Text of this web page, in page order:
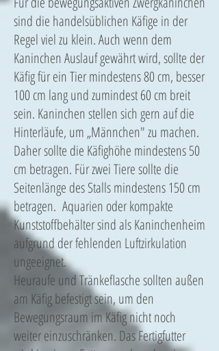
sind die handelsüblichen Käfige in der
Regel viel zu klein. Auch wenn dem
Kaninchen Auslauf gewährt wird, sollte der
Käfig für ein Tier mindestens 80 cm, besser
100 cm lang und zumindest 60 cm breit
sein. Kaninchen stellen sich gern auf die
Hinterläufe, um „Männchen" zu machen.
Daher sollte die Käfighöhe mindestens 50
cm betragen. Für zwei Tiere sollte die
Seitenlänge des Stalls mindestens 150 cm
betragen. Aquarien oder kompakte
Kunststoffbehälter sind als Kaninchenheim
aufgrund der fehlenden Luftzirkulation
ungeeignet.
Heuraufe und Tränkeflasche sollten außen
am Käfig befestigt sein, um den
Bewegungsraum im Käfig nicht noch
weiter einzuschränken. Das Fertigfutter